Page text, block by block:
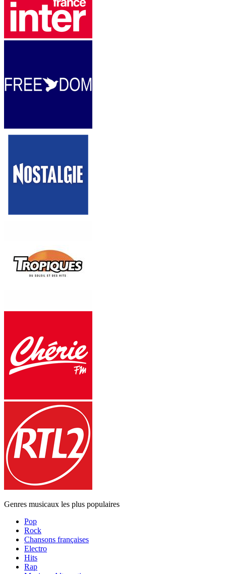
Genres musicaux les plus populaires
Pop
Rock
Chansons françaises
Electro
Hits
Rap